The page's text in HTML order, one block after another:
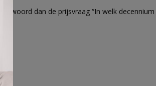
dan de prijsvraag “In welk